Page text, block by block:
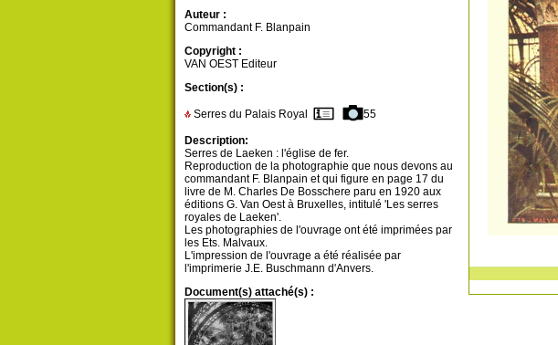
Auteur :
Commandant F. Blanpain
Copyright :
VAN OEST Editeur
Section(s) :
Serres du Palais Royal 55
Description:
Serres de Laeken : l'église de fer.
Reproduction de la photographie que nous devons au
commandant F. Blanpain et qui figure en page 17 du
livre de M. Charles De Bosschere paru en 1920 aux
éditions G. Van Oest à Bruxelles, intitulé 'Les serres
royales de Laeken'.
Les photographies de l'ouvrage ont été imprimées par
les Ets. Malvaux.
L'impression de l'ouvrage a été réalisée par
l'imprimerie J.E. Buschmann d'Anvers.
Document(s) attaché(s) :